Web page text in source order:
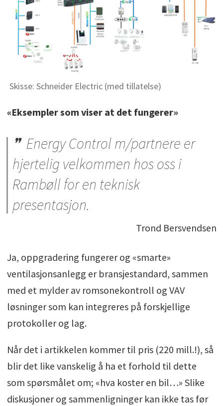
Skisse: Schneider Electric (med tillatelse)
«Eksempler som viser at det fungerer»
Energy Control m/partnere er
hjertelig velkommen hos oss i
Rambøll for en teknisk
presentasjon.
Trond Bersvendsen
Ja, oppgradering fungerer og «smarte»
ventilasjonsanlegg er bransjestandard, sammen
med et mylder av romsonekontroll og VAV
løsninger som kan integreres på forskjellige
protokoller og lag.
Når det i artikkelen kommer til pris (220 mill.!), så
blir det like vanskelig å ha et forhold til dette
som spørsmålet om; «hva koster en bil…» Slike
diskusjoner og sammenligninger kan ikke tas før